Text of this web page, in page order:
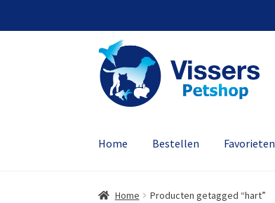
Home Bestellen Favorieten
Home Producten getagged “hart”